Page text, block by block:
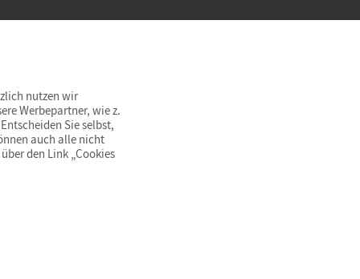
innerhalb Deutschlands
nutzen wir
Werbepartner, wie z.
Sie selbst,
auch alle nicht
den Link „Cookies